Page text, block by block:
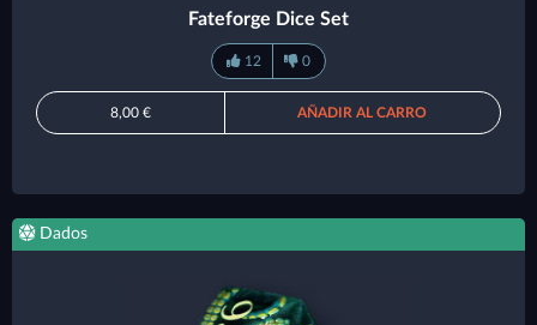
Fateforge Dice Set
12 0
8,00 € AÑADIR AL CARRO
Dados